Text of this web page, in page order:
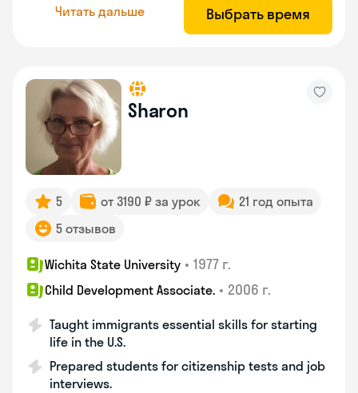
Читать дальше Выбрать время
Sharon
5 от 3190 ₽ за урок
21 год опыта
5 отзывов
Wichita State University • 1977 г.
Child Development Associate. • 2006 г.
Taught immigrants essential skills for starting
life in the U.S.
Prepared students for citizenship tests and job
interviews.